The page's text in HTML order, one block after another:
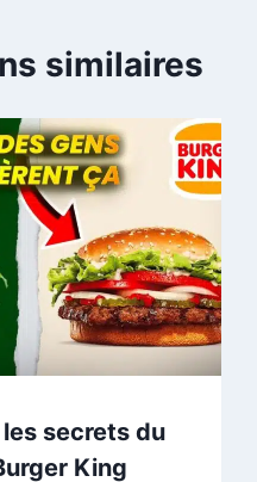
similaires
secrets du
King